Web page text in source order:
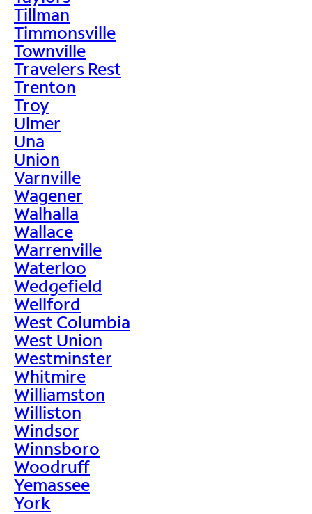
Tillman
Timmonsville
Townville
Travelers Rest
Trenton
Troy
Ulmer
Una
Union
Varnville
Wagener
Walhalla
Wallace
Warrenville
Waterloo
Wedgefield
Wellford
West Columbia
West Union
Westminster
Whitmire
Williamston
Williston
Windsor
Winnsboro
Woodruff
Yemassee
York